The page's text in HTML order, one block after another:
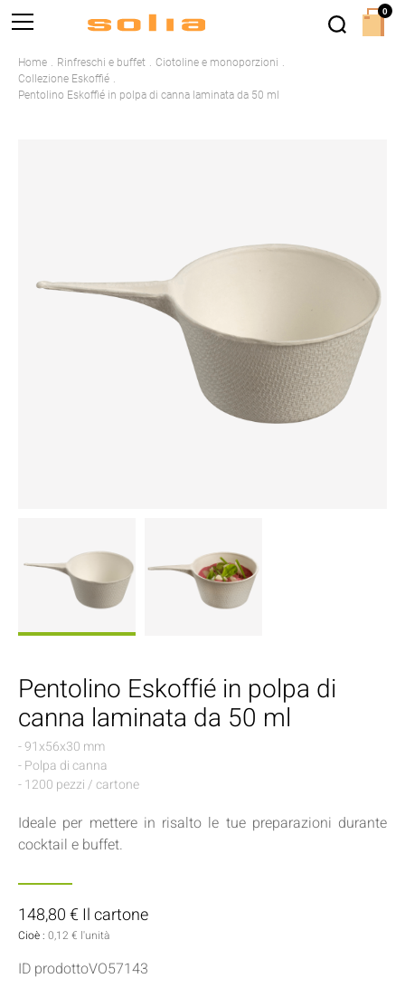
Home Rinfreschi e buffet
Ciotoline e monoporzioni
Collezione Eskoffié
Pentolino Eskoffié in polpa di canna laminata da 50 ml
Pentolino Eskoffié in polpa di
canna laminata da 50 ml
- 91x56x30 mm
- Polpa di canna
- 1200 pezzi / cartone
Ideale per mettere in risalto le tue preparazioni durante
cocktail e buffet.
148,80 € Il cartone
Cioè : 0,12 € l'unità
ID prodottoVO57143
0